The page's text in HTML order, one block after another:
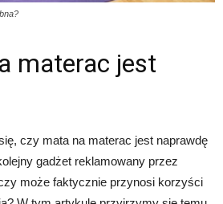
materac jest
czy mata na materac jest naprawdę
gadżet reklamowany przez
może faktycznie przynosi korzyści